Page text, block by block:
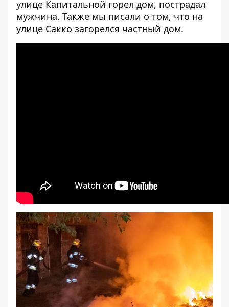
улице Капитальной горел дом, пострадал
мужчина. Также мы писали о том, что на
улице Сакко загорелся частный дом.